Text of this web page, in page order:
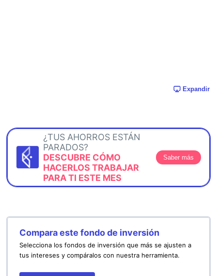
Expandir
¿TUS AHORROS ESTÁN
PARADOS?
DESCUBRE CÓMO
HACERLOS TRABAJAR
PARA TI ESTE MES
Saber más
Compara este fondo de inversión
Selecciona los fondos de inversión que más se ajusten a
tus intereses y compáralos con nuestra herramienta.